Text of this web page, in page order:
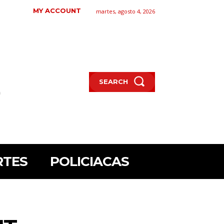
MY ACCOUNT martes, agosto 4, 2026
SEARCH
POLICIACAS